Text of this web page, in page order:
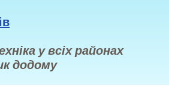
у всіх районах
додому